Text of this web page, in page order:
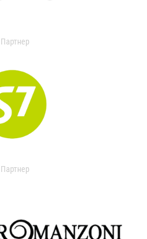
Партнер
Партнер